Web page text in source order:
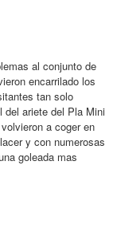
al conjunto de
encarrilado los
tan solo
del ariete del Pla Mini
a coger en
y con numerosas
goleada mas